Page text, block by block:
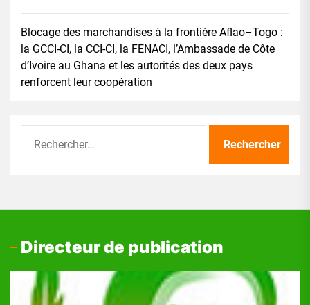
Blocage des marchandises à la frontière Aflao–Togo :
la GCCI-CI, la CCI-CI, la FENACI, l’Ambassade de Côte
d’Ivoire au Ghana et les autorités des deux pays
renforcent leur coopération
Directeur de publication